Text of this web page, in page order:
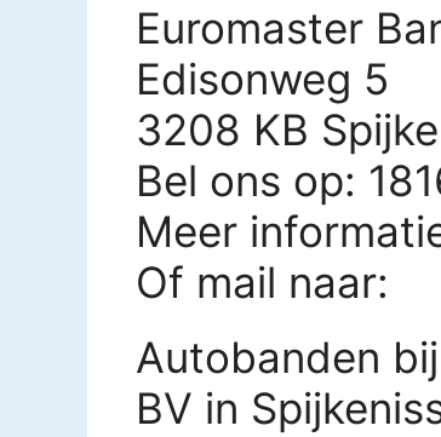
Euromaster
Edisonweg 5
3208 KB
Bel ons op:
Meer
Of mail naar:
Autobanden
BV in